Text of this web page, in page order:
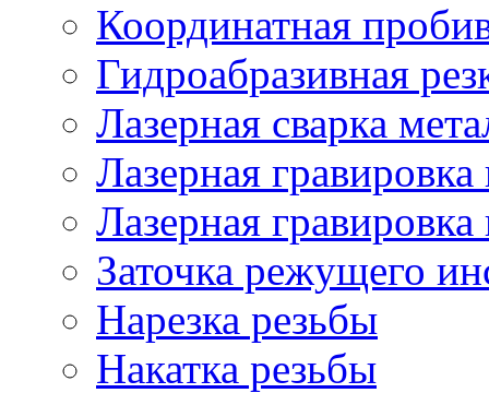
Координатная
Гидроабразивная
Лазерная сварка
Лазерная гравировка
Лазерная
Заточка режущего
Нарезка резьбы
Накатка резьбы